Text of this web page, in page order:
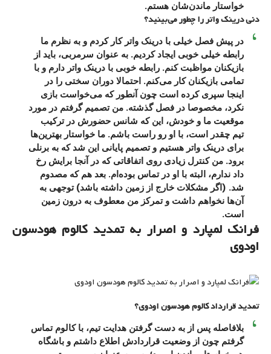
خواستار ماندن‌شان هستم.
دنی درینک واتر را چطور می‌بینید؟
در پیش فصل خیلی با درینک واتر کار کردم و به نظرم ما
رابطه خیلی خوبی ایجاد کردیم. به عنوان سرمربی، باید از
بازیکنان مواظبت کنم. رابطه خوبی با درینک واتر دارم و با
تمامی بازیکنان کار می‌کنم. احتمالا دوران سختی را در
اینجا سپری کرده است چون آنطور که می‌خواست بازی
نکرد، مخصوصا در فصل گذشته. من تصمیم گرفتم در مورد
موقعیت ما و خودش، این که شانس حضورش در ترکیب
تیم چقدر است، با او رو راست باشم. ما خواستار بهترین‌ها
برای درینک واتر هستیم و تصمیم پایانی این شد که به برنلی
برود. من کنترل زیادی روی اتفاقاتی که در آنجا برایش رخ
داد ندارم، البته با او در تماس بوده‌ام. بعد هم که مصدوم
شد. (اگر مشکلات خارج از زمین داشته باشد) توجهی به
آن‌ها نخواهم داشت و تمرکز من معطوف به درون زمین
است.
فرانک لمپارد و اصرار به تمدید کالوم هودسون
اودوی
تمدید قرارداد کالوم هودسون اودوی؟
بلافاصله پس از به دست گرفتن هدایت تیم، با کالوم تماس
گرفتم چون از وضعیت قراردادش اطلاع داشتم و باشگاه